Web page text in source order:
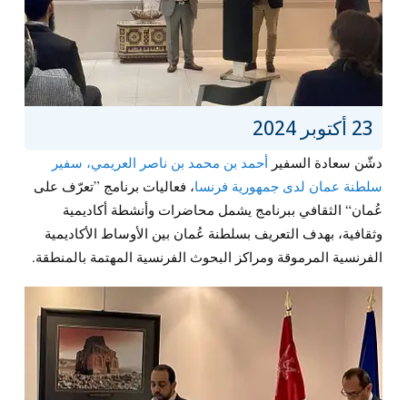
23 أكتوبر 2024
دشّن سعادة السفير أحمد بن محمد بن ناصر العريمي، سفير
سلطنة عمان لدى جمهورية فرنسا، فعاليات برنامج ”تعرّف على
عُمان“ الثقافي ببرنامج يشمل محاضرات وأنشطة أكاديمية
وثقافية، بهدف التعريف بسلطنة عُمان بين الأوساط الأكاديمية
الفرنسية المرموقة ومراكز البحوث الفرنسية المهتمة بالمنطقة.